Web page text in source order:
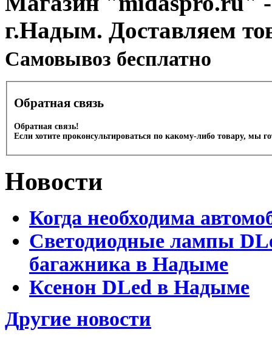
г.Надым. Доставляем
Cамовывоз бесплатно
Обратная связь
Обратная связь!
Если хотите проконсультироваться по какому-либо товару, мы
Новости
Когда необходима
Светодиодные лампы
багажника в Надыме
Ксенон DLed в Надыме
Другие новости